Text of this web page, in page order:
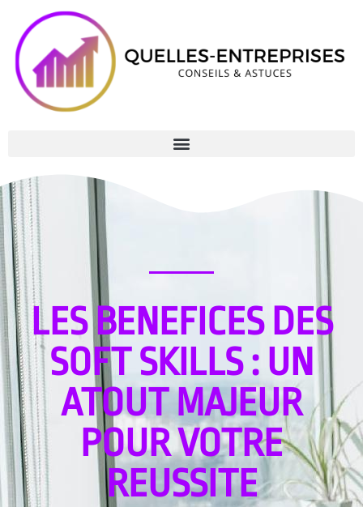
LES BENEFICES DES
SOFT SKILLS : UN
ATOUT MAJEUR
POUR VOTRE
REUSSITE